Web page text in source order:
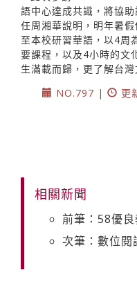
語中心達成共識，將協
任周湘華說明，明年暑
至本校研習華語，以4周
要課程，以及4小時的文
生滿載而歸，更了解台灣
NO.797 |
更
相關新聞
前筆：58優
次筆：數位閱